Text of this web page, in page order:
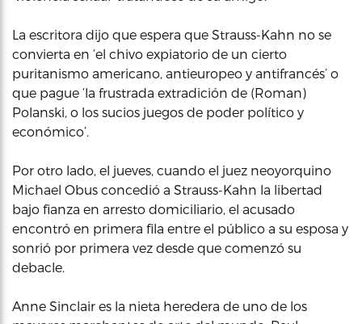
La escritora dijo que espera que Strauss-Kahn no se
convierta en ‘el chivo expiatorio de un cierto
puritanismo americano, antieuropeo y antifrancés’ o
que pague ‘la frustrada extradición de (Roman)
Polanski, o los sucios juegos de poder político y
económico’.
Por otro lado, el jueves, cuando el juez neoyorquino
Michael Obus concedió a Strauss-Kahn la libertad
bajo fianza en arresto domiciliario, el acusado
encontró en primera fila entre el público a su esposa y
sonrió por primera vez desde que comenzó su
debacle.
Anne Sinclair es la nieta heredera de uno de los